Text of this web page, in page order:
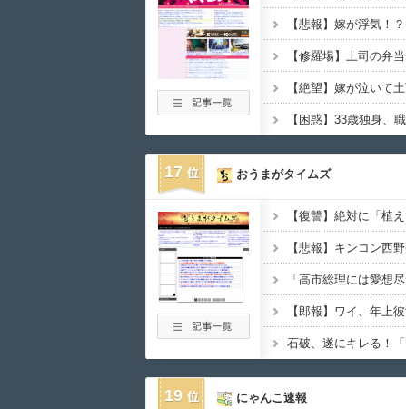
17 おうまがタイムズ
19 にゃんこ速報